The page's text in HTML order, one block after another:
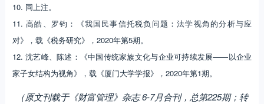
10. 同上注。
11. 高皓、罗钧：《我国民事信托税负问题：法学视角的分析与应
对》，载《税务研究》，2020年第5期。
12. 沈艺峰、陈述：《中国传统家族文化与企业可持续发展——以企业
家子女结构为视角》，载《厦门大学学报》，2020年第1期。
（原文刊载于《财富管理》杂志 6-7月合刊，总第225期；转